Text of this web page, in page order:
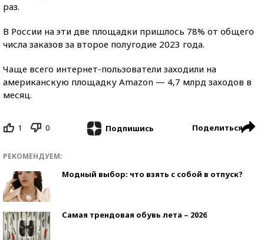
раз.
В России на эти две площадки пришлось 78% от общего
числа заказов за второе полугодие 2023 года.
Чаще всего интернет-пользователи заходили на
американскую площадку Amazon — 4,7 млрд заходов в
месяц.
1 0 Подпишись Поделиться
РЕКОМЕНДУЕМ:
Модный выбор: что взять с собой в отпуск?
Самая трендовая обувь лета – 2026